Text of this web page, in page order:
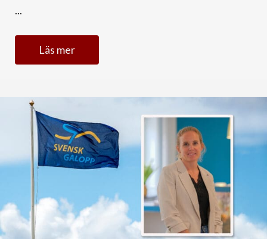
...
Läs mer